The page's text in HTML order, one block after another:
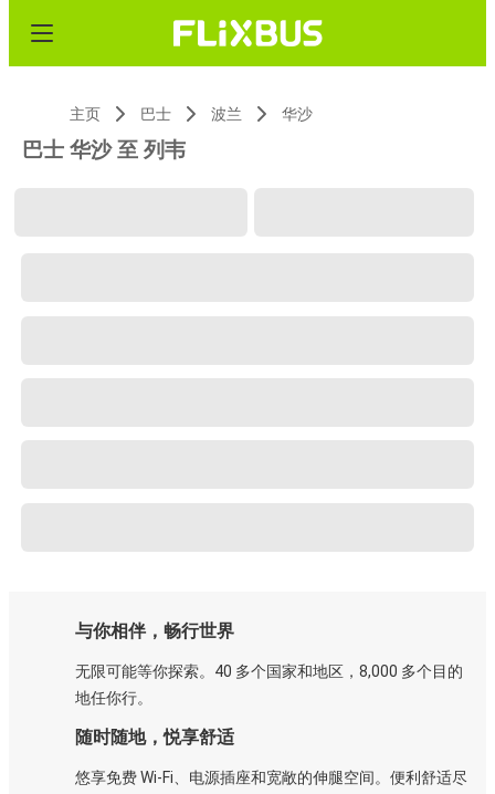
主页 巴士 波兰 华沙
巴士 华沙 至 列韦
与你相伴，畅行世界
无限可能等你探索。40 多个国家和地区，8,000 多个目的
地任你行。
随时随地，悦享舒适
悠享免费 Wi-Fi、电源插座和宽敞的伸腿空间。便利舒适尽